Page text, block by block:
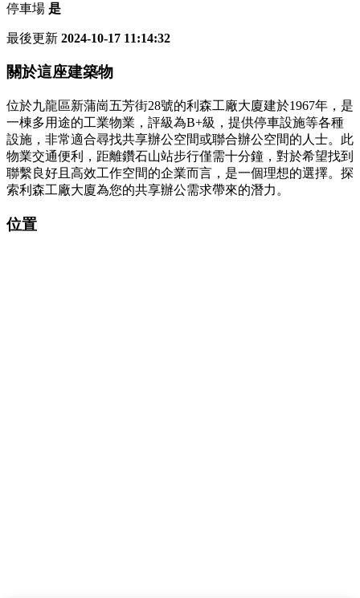
停車場 是
最後更新 2024-10-17 11:14:32
關於這座建築物
位於九龍區新蒲崗五芳街28號的利森工廠大廈建於1967年，是
一棟多用途的工業物業，評級為B+級，提供停車設施等各種
設施，非常適合尋找共享辦公空間或聯合辦公空間的人士。此
物業交通便利，距離鑽石山站步行僅需十分鐘，對於希望找到
聯繫良好且高效工作空間的企業而言，是一個理想的選擇。探
索利森工廠大廈為您的共享辦公需求帶來的潛力。
位置